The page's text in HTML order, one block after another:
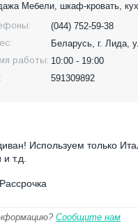
Мебели, шкаф-кровать,
(044) 752-59-38
Беларусь, г. Лида,
работы: 10:00 - 19:00
591309892
Используем только
т.д.
Сообщите нам